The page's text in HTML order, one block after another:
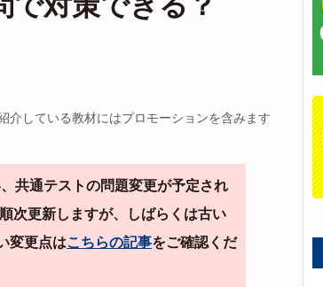
介している教材にはプロモーションを含みます
共通テストの問題変更が予定され
次更新しますが、しばらくは古い
変更点はこちらの記事をご確認くだ